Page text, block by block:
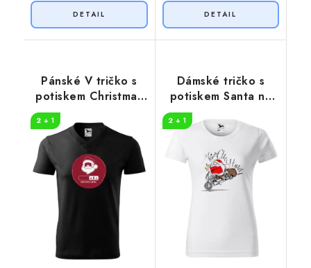
Pánské V tričko s
potiskem Christmas
2 + 1
Dámské tričko s
potiskem Santa na
2 + 1